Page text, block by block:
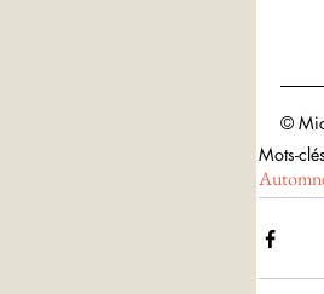
©
Mots-